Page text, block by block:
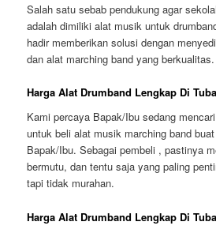
Salah satu sebab pendukung agar
adalah dimiliki alat musik untuk
hadir memberikan solusi dengan
dan alat marching band yang berkualitas.
Harga Alat Drumband Lengkap Di
Kami percaya Bapak/Ibu sedang
untuk beli alat musik marching band
Bapak/Ibu. Sebagai pembeli , pastinya
bermutu, dan tentu saja yang paling
tapi tidak murahan.
Harga Alat Drumband Lengkap Di